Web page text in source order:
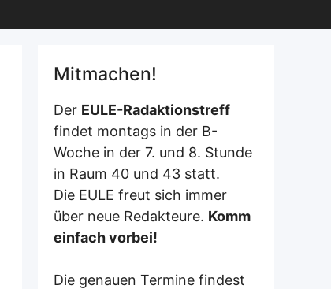
Mitmachen!
Der EULE-Radaktionstreff
findet montags in der B-
Woche in der 7. und 8. Stunde
in Raum 40 und 43 statt.
Die EULE freut sich immer
über neue Redakteure. Komm
einfach vorbei!
Die genauen Termine findest